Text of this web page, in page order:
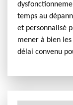
temps au
et personnalisé
mener à bien
délai convenu